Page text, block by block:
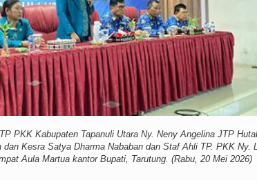
Toba Lantik 39 Pejabat, Tekankan
PKK Kabupaten Tapanuli Utara Ny. Neny Angelina JTP
Kesra Satya Dharma Nababan dan Staf Ahli TP. PKK Ny.
Aula Martua kantor Bupati, Tarutung. (Rabu, 20 Mei 2026)